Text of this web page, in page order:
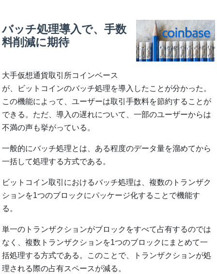
バッチ処理導入で、手数
料削減に期待
大手仮想通貨取引所コインベース
が、ビットコインのバッチ処理を導入したことが分かった。
この機能によって、ユーザーは取引手数料を節約することが
できる。ただ、導入の遅れについて、一部のユーザーからは
不満の声も挙がっている。
一般的にバッチ処理とは、ある程度のデータ量を溜めてから
一括して処理する方式である。
ビットコイン取引におけるバッチ処理は、複数のトランザク
ションを1つのブロックにパッケージ化することで機能す
る。
単一のトランザクションがブロックをすべて占有するのでは
なく、複数トランザクションを1つのブロックにまとめて一
括処理する方式である。このことで、トランザクションが処
理される際の占有スペースが減る。